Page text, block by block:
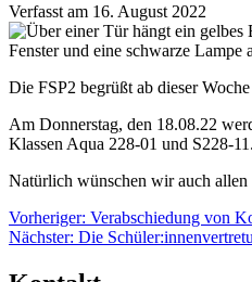
Verfasst am 16. August 2022
Die FSP2 begrüßt ab dieser
Am Donnerstag, den 18.08.22
Klassen Aqua 228-01 und S228-
Natürlich wünschen wir auch allen
Beitragsnavigation
Vorheriger: Verabschiedung von
Nächster: Die